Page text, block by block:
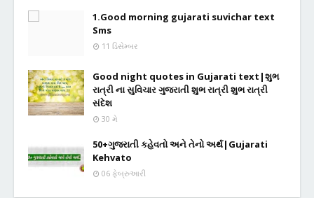
1.Good morning gujarati suvichar text
Sms
11 ડિસેમ્બર
Good night quotes in Gujarati text|શુભ
રાત્રી ના સુવિચાર ગુજરાતી શુભ રાત્રી શુભ રાત્રી
સંદેશ
30 મે
50+ગુજરાતી કહેવતો અને તેનો અર્થ|Gujarati
Kehvato
06 ફેબ્રુઆરી